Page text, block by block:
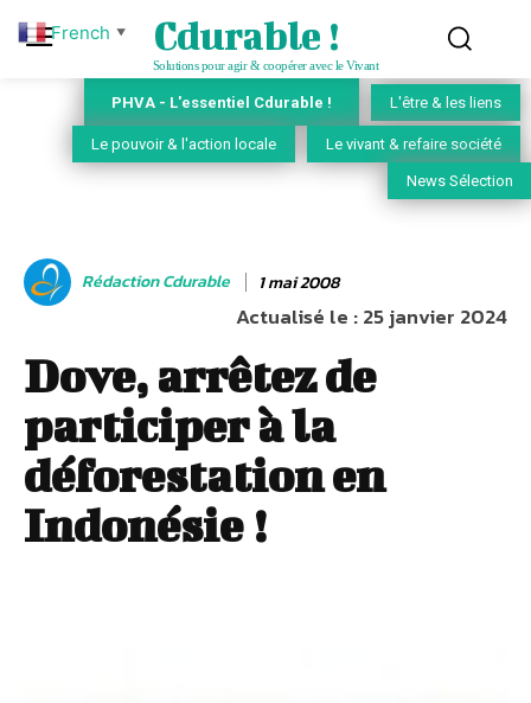
Cdurable !
Solutions pour agir & coopérer avec le Vivant
PHVA - L'essentiel Cdurable ! L'être & les liens
Le pouvoir & l'action locale Le vivant & refaire société
News Sélection
Rédaction Cdurable 1 mai 2008
Actualisé le :25 janvier 2024
Dove, arrêtez de
participer à la
déforestation en
Indonésie !
French ▼